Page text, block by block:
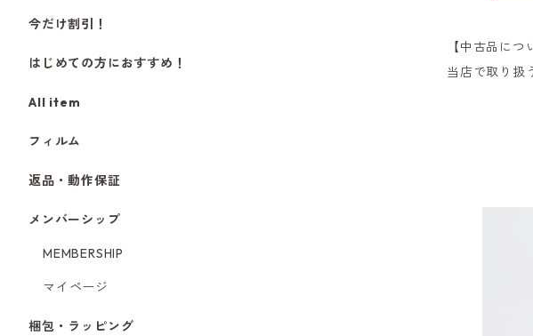
【中古品につ
当店で取り扱
今だけ割引！
はじめての方におすすめ！
All item
フィルム
返品・動作保証
メンバーシップ
MEMBERSHIP
マイページ
梱包・ラッピング